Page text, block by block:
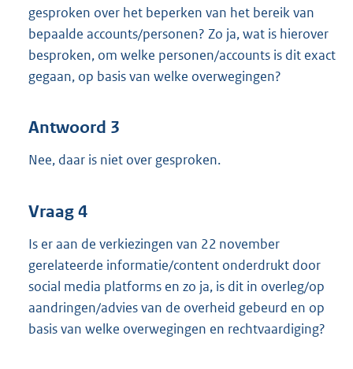
gesproken over het beperken van het bereik van
bepaalde accounts/personen? Zo ja, wat is hierover
besproken, om welke personen/accounts is dit exact
gegaan, op basis van welke overwegingen?
Antwoord 3
Nee, daar is niet over gesproken.
Vraag 4
Is er aan de verkiezingen van 22 november
gerelateerde informatie/content onderdrukt door
social media platforms en zo ja, is dit in overleg/op
aandringen/advies van de overheid gebeurd en op
basis van welke overwegingen en rechtvaardiging?